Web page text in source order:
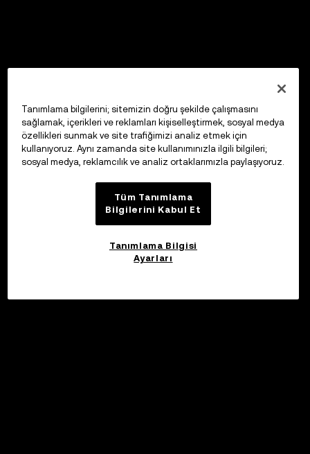
Tanımlama bilgilerini; sitemizin doğru şekilde çalışmasını
sağlamak, içerikleri ve reklamları kişiselleştirmek, sosyal medya
özellikleri sunmak ve site trafiğimizi analiz etmek için
kullanıyoruz. Aynı zamanda site kullanımınızla ilgili bilgileri;
sosyal medya, reklamcılık ve analiz ortaklarımızla paylaşıyoruz.
Tüm Tanımlama
Bilgilerini Kabul Et
Tanımlama Bilgisi
Ayarları